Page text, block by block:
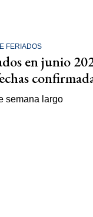
FERIADOS
en junio